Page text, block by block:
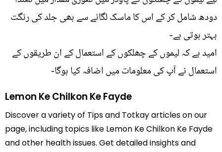
دودھ شامل کر کے اس کا ماسک لگانے سے بھی جلد کی رنگت
بہتر ہوتی ہے-
امید ہے کہ لیموں کے چھلکوں کے استعمال کے ان طریقوں کے
استعمال نے آپ کی معلومات میں اضافہ کیا ہوگا-
Lemon Ke Chilkon Ke Fayde
Discover a variety of Tips and Totkay articles on our
page, including topics like Lemon Ke Chilkon Ke Fayde
and other health issues. Get detailed insights and